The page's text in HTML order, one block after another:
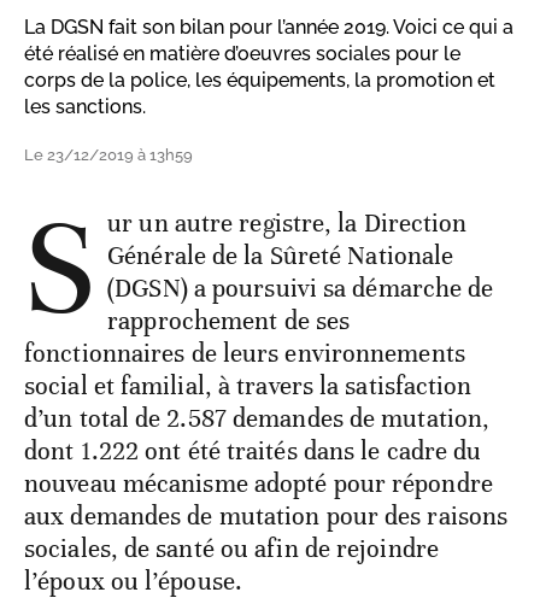
La DGSN fait son bilan pour l’année 2019. Voici ce qui a
été réalisé en matière d’oeuvres sociales pour le
corps de la police, les équipements, la promotion et
les sanctions.
Le 23/12/2019 à 13h59
S ur un autre registre, la Direction
Générale de la Sûreté Nationale
(DGSN) a poursuivi sa démarche de
rapprochement de ses
fonctionnaires de leurs environnements
social et familial, à travers la satisfaction
d’un total de 2.587 demandes de mutation,
dont 1.222 ont été traités dans le cadre du
nouveau mécanisme adopté pour répondre
aux demandes de mutation pour des raisons
sociales, de santé ou afin de rejoindre
l’époux ou l’épouse.